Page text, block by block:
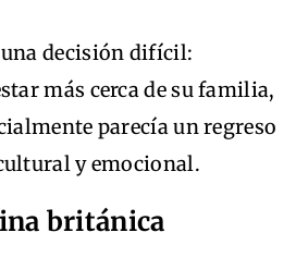
decisión difícil:
más cerca de su familia,
parecía un regreso
y emocional.
británica